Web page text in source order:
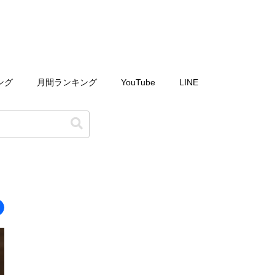
グ 月間ランキング YouTube LINE